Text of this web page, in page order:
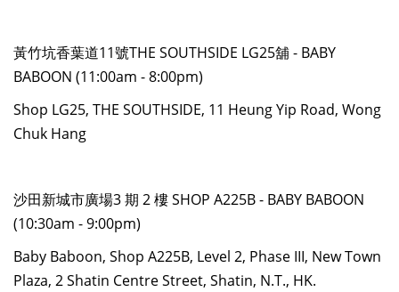
黃竹坑香葉道11號THE SOUTHSIDE LG25舖 - BABY
BABOON (11:00am - 8:00pm)
Shop LG25, THE SOUTHSIDE, 11 Heung Yip Road, Wong
Chuk Hang
沙田新城市廣場3 期 2 樓 SHOP A225B - BABY BABOON
(10:30am - 9:00pm)
Baby Baboon, Shop A225B, Level 2, Phase III, New Town
Plaza, 2 Shatin Centre Street, Shatin, N.T., HK.